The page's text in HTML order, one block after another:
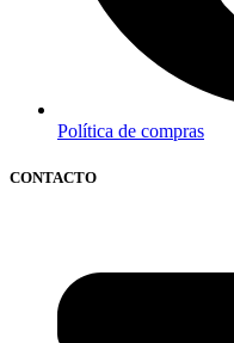
Política de compras
CONTACTO